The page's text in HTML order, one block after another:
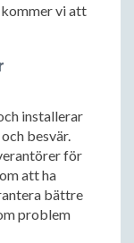
vi att
installerar
besvär.
för
att ha
bättre
problem